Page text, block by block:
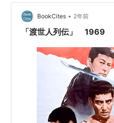
くらいだろう」というライ
ら、驚かざるをえなかった。
ささか抵抗があるものの、
BookCites • 2年前
「渡世人列伝」 1969